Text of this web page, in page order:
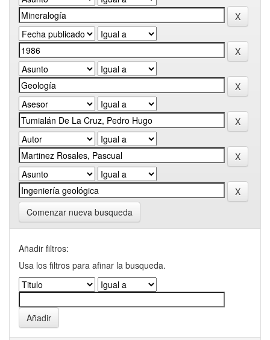
Comenzar nueva busqueda
Añadir filtros:
Usa los filtros para afinar la busqueda.